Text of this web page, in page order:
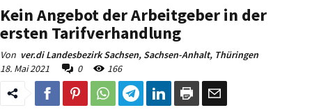
Kein Angebot der Arbeitgeber in der
ersten Tarifverhandlung
Von ver.di Landesbezirk Sachsen, Sachsen-Anhalt, Thüringen
18. Mai 2021
0 166